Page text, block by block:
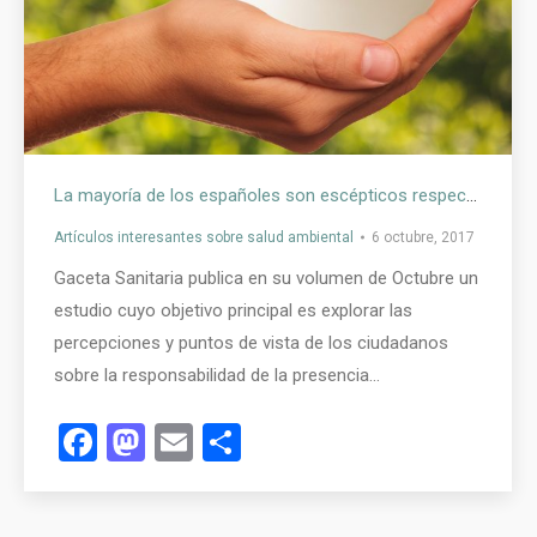
La mayoría de los españoles son escépticos respecto a la exposición a sustancias tóxicas en los alimentos
Artículos interesantes sobre salud ambiental 6 octubre, 2017
Gaceta Sanitaria publica en su volumen de Octubre un
estudio cuyo objetivo principal es explorar las
percepciones y puntos de vista de los ciudadanos
sobre la responsabilidad de la presencia…
Facebook
Mastodon
Email